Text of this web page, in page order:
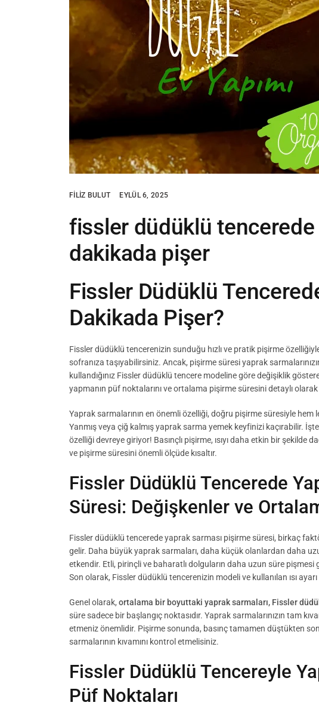
FILIZ BULUT EYLÜL 6, 2025
fissler düdüklü tencerede
dakikada pişer
Fissler Düdüklü
Dakikada Pişer?
Fissler düdüklü tencerenizin sunduğu hızlı ve pratik pişirme
sofranıza taşıyabilirsiniz. Ancak, pişirme süresi yaprak
kullandığınız Fissler düdüklü tencere modeline göre değişiklik
yapmanın püf noktalarını ve ortalama pişirme süresini detaylı olarak
Yaprak sarmalarının en önemli özelliği, doğru pişirme süresiyle hem
Yanmış veya çiğ kalmış yaprak sarma yemek keyfinizi kaçırabilir.
özelliği devreye giriyor! Basınçlı pişirme, ısıyı daha etkin bir şekilde
ve pişirme süresini önemli ölçüde kısaltır.
Fissler Düdüklü Tencerede
Süresi: Değişkenler ve
Fissler düdüklü tencerede yaprak sarması pişirme süresi, birkaç
gelir. Daha büyük yaprak sarmaları, daha küçük olanlardan daha
etkendir. Etli, pirinçli ve baharatlı dolguların daha uzun süre
Son olarak, Fissler düdüklü tencerenizin modeli ve kullanılan ısı
Genel olarak, ortalama bir boyuttaki yaprak sarmaları, Fissler
süre sadece bir başlangıç noktasıdır. Yaprak sarmalarınızın tam
etmeniz önemlidir. Pişirme sonunda, basınç tamamen düştükten
sarmalarının kıvamını kontrol etmelisiniz.
Fissler Düdüklü Tencereyle
Püf Noktaları